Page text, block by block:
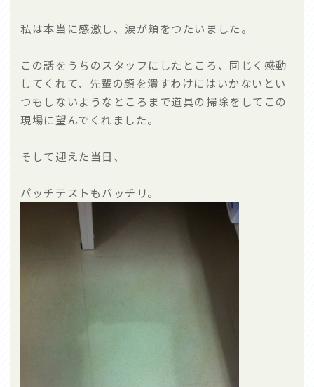
私は本当に感激し、涙が頬をつたいました。
この話をうちのスタッフにしたところ、同じく感動
してくれて、先輩の顔を潰すわけにはいかないとい
つもしないようなところまで道具の掃除をしてこの
現場に望んでくれました。
そして迎えた当日、
パッチテストもバッチリ。